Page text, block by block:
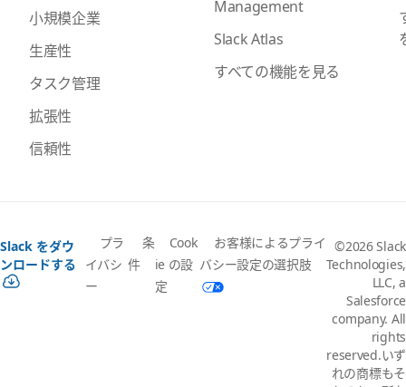
小規模企業
生産性
タスク管理
拡張性
信頼性
Management
Slack Atlas
すべての機能を見る
Slack をダウ
ンロードする
プラ
イバシ
ー
条
件
Cook
ie の設
定
お客様によるプライ
バシー設定の選択肢
©2026 Slack
Technologies,
LLC, a
Salesforce
company. All
rights
reserved.いず
れの商標もそ